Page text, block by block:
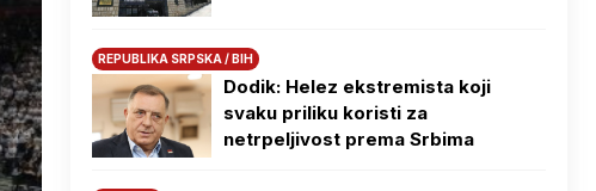
REPUBLIKA SRPSKA / BIH
Dodik: Helez ekstremista koji
svaku priliku koristi za
netrpeljivost prema Srbima